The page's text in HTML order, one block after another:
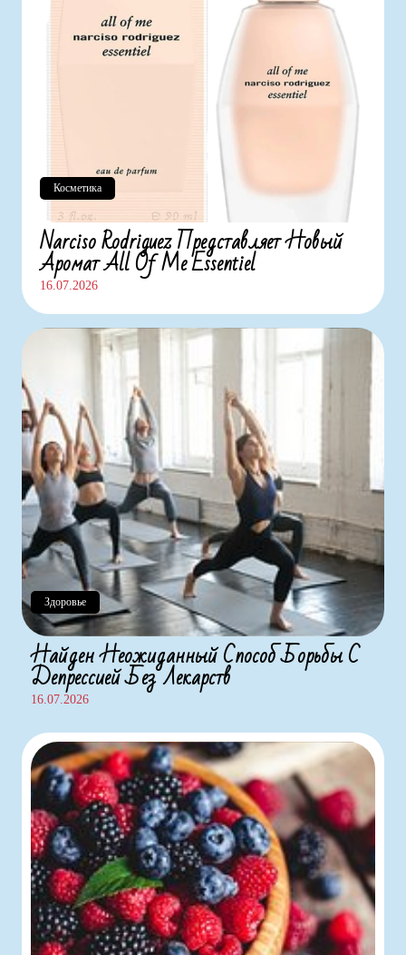
Narciso Rodriguez Представляет Новый
Аромат All Of Me Essentiel
16.07.2026
Косметика
Здоровье
Найден Неожиданный Способ Борьбы С
Депрессией Без Лекарств
16.07.2026